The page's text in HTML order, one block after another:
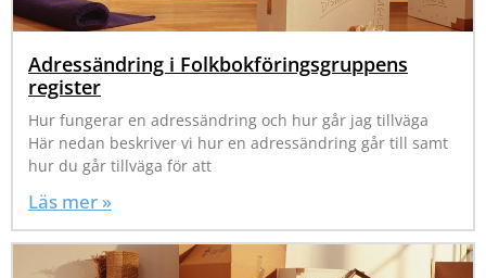
Adressändring i Folkbokföringsgruppens
register
Hur fungerar en adressändring och hur går jag tillväga
Här nedan beskriver vi hur en adressändring går till samt
hur du går tillväga för att
Läs mer »